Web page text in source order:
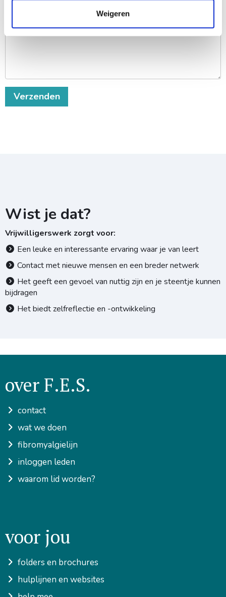
Weigeren
ik wil graag starten bij:
Verzenden
Wist je dat?
Vrijwilligerswerk zorgt voor:
Een leuke en interessante ervaring waar je van leert
Contact met nieuwe mensen en een breder netwerk
Het geeft een gevoel van nuttig zijn en je steentje kunnen
bijdragen
Het biedt zelfreflectie en -ontwikkeling
over F.E.S.
contact
wat we doen
fibromyalgielijn
inloggen leden
waarom lid worden?
voor jou
folders en brochures
hulplijnen en websites